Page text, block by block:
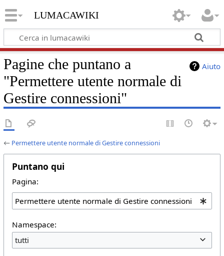
lumacawiki
Aiuto
Pagine che puntano a
"Permettere utente normale di
Gestire connessioni"
← Permettere utente normale di Gestire connessioni
Puntano qui
Pagina:
Namespace:
tutti